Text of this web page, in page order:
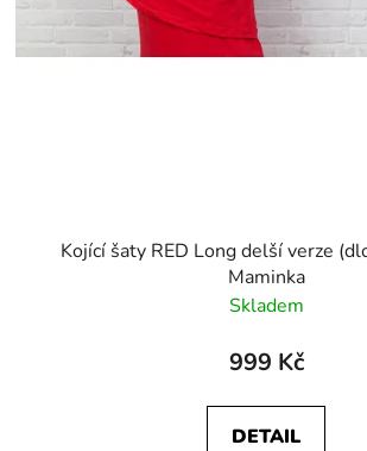
Kojící šaty RED Long delší verze
Maminka
Skladem
999 Kč
DETAIL